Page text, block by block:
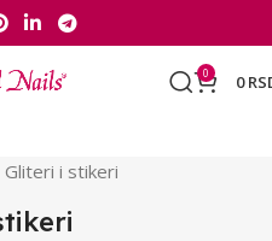
0 0
Gliteri i stikeri